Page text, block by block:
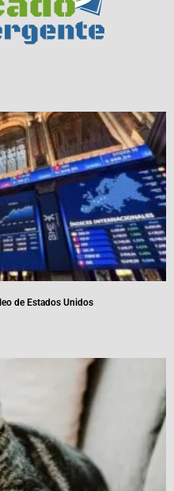
de Estados Unidos